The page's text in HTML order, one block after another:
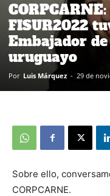
FISUR2022
Embajador
uruguayo
Por Luis Márquez - 29 de
Sobre ello,
CORPCARNE.